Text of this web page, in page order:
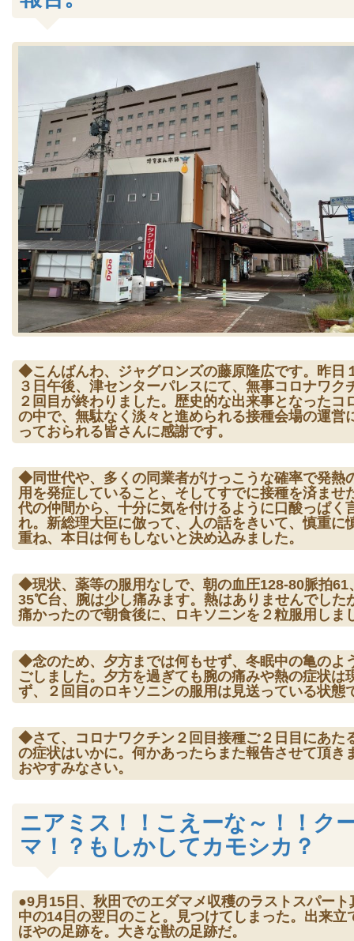
◆こんばんわ、ジャグロンズの藤原隆広です。昨日
３日午後、津センターパレスにて、無事コロナワク
２回目が終わりました。歴史的な出来事となったコ
の中で、無駄なく淡々と進められる接種会場の運営
っておられる皆さんに感謝です。
◆同世代や、多くの同業者がけっこうな確率で発熱
用を発症していること、そしてすでに接種を済ませ
代の仲間から、十分に気を付けるように口酸っぱく
れ。新総理大臣に倣って、人の話をきいて、慎重に
重ね、本日は何もしないと決め込みました。
◆現状、薬等の服用なしで、朝の血圧128-80脈拍61
35℃台、腕は少し痛みます。熱はありませんでした
痛かったので朝食後に、ロキソニンを２粒服用しま
◆念のため、夕方までは何もせず、冬眠中の亀のよ
ごしました。夕方を過ぎても腕の痛みや熱の症状は
ず、２回目のロキソニンの服用は見送っている状態
◆さて、コロナワクチン２回目接種ご２日目にあた
の症状はいかに。何かあったらまた報告させて頂き
おやすみなさい。
ニアミス！！こえーな～！！ク
マ！？もしかしてカモシカ？
●9月15日、秋田でのエダマメ収穫のラストスパート
中の14日の翌日のこと。見つけてしまった。出来立
ほやの足跡を。大きな獣の足跡だ。